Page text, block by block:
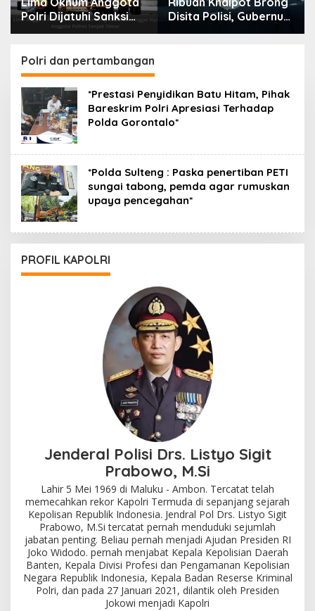
Polri Dijatuhi Sanksi
PTDH, Polda Jambi
Penegakan Kode Etik
Secara Tegas dan
Transparan
Disita Polisi, Gubernur
Polri dan pertambangan
*Prestasi Penyidikan Batu Hitam, Pihak
Bareskrim Polri Apresiasi Terhadap
Polda Gorontalo*
*Polda Sulteng : Paska penertiban PETI
sungai tabong, pemda agar rumuskan
upaya pencegahan*
PROFIL KAPOLRI
Jenderal Polisi Drs. Listyo Sigit
Prabowo, M.Si
Lahir 5 Mei 1969 di Maluku - Ambon. Tercatat telah
memecahkan rekor Kapolri Termuda di sepanjang sejarah
Kepolisan Republik Indonesia. Jendral Pol Drs. Listyo Sigit
Prabowo, M.Si tercatat pernah menduduki sejumlah
jabatan penting. Beliau pernah menjadi Ajudan Presiden RI
Joko Widodo. pernah menjabat Kepala Kepolisian Daerah
Banten, Kepala Divisi Profesi dan Pengamanan Kepolisian
Negara Republik Indonesia, Kepala Badan Reserse Kriminal
Polri, dan pada 27 Januari 2021, dilantik oleh Presiden
Jokowi menjadi Kapolri